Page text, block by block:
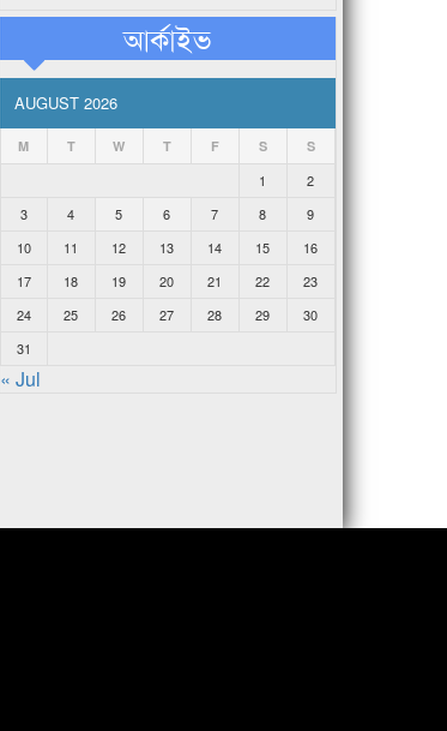
আর্কাইভ
AUGUST 2026
M T W T F S S
1
2
3
4 5 6 7 8
9
10
11 12 13 14 15
16
17
18 19 20 21 22
23
24
25 26 27 28 29
30
31
« Jul